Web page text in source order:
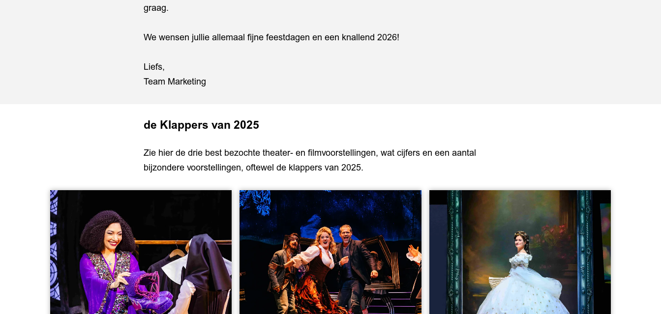
graag.
We wensen jullie allemaal fijne feestdagen en een knallend 2026!
Liefs,
Team Marketing
de Klappers van 2025
Zie hier de drie best bezochte theater- en filmvoorstellingen, wat cijfers en een aantal
bijzondere voorstellingen, oftewel de klappers van 2025.